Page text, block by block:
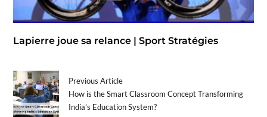
Lapierre joue sa relance | Sport Stratégies
Previous Article
How is the Smart Classroom Concept Transforming
India’s Education System?